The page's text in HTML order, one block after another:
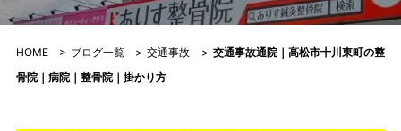
HOME> ブログ一覧 > 交通事故 > 交通事故通院｜高松市十川東町の整
骨院｜病院｜整骨院｜掛かり方